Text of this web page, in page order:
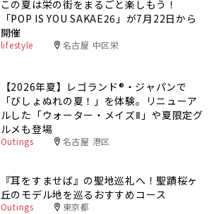
この夏は栄の街をまるごと楽しもう！
「POP IS YOU SAKAE26」が7月22日から
開催
lifestyle 名古屋 中区栄
【2026年夏】レゴランド®・ジャパンで
「びしょぬれの夏！」を体験。リニューア
ルした「ウォーター・メイズⅡ」や夏限定グ
ルメも登場
Outings 名古屋 港区
『耳をすませば』の聖地巡礼へ！聖蹟桜ヶ
丘のモデル地を巡るおすすめコース
Outings 東京都